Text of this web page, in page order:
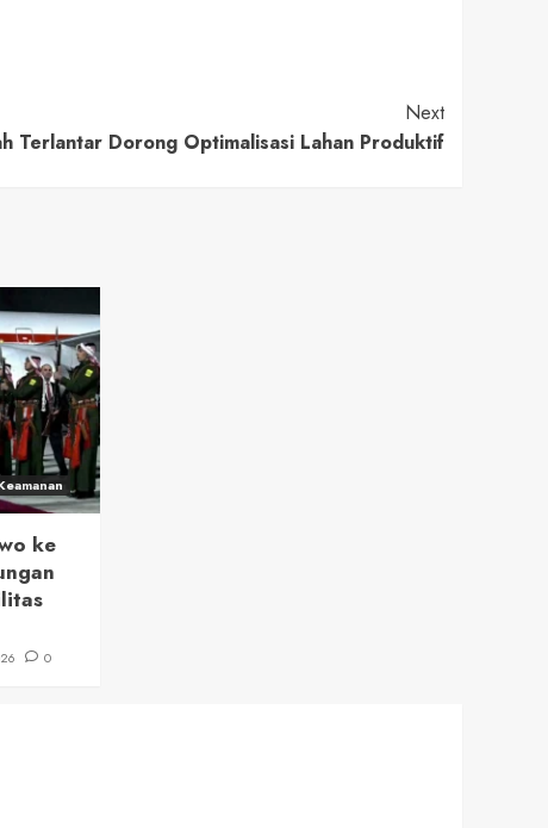
Next
Terlantar Dorong Optimalisasi Lahan Produktif
ke
0